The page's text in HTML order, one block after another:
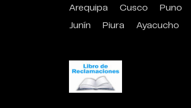
Arequipa Cusco Puno
Junín
Piura Ayacucho